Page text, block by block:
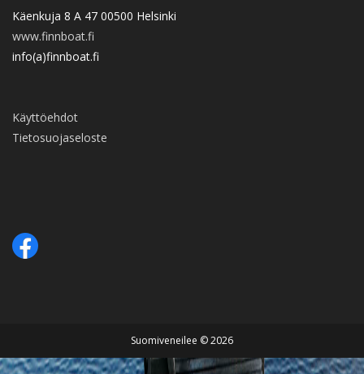
Käenkuja 8 A 47 00500 Helsinki
www.finnboat.fi
info(a)finnboat.fi
Käyttöehdot
Tietosuojaseloste
Suomiveneilee © 2026